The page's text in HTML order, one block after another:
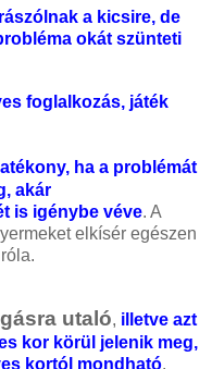
a kicsire, de
okát szünteti
foglalkozás, játék
ha a problémát
akár
is igénybe véve. A
elkísér egészen
utaló, illetve azt
kor körül jelenik meg,
kortól mondható.